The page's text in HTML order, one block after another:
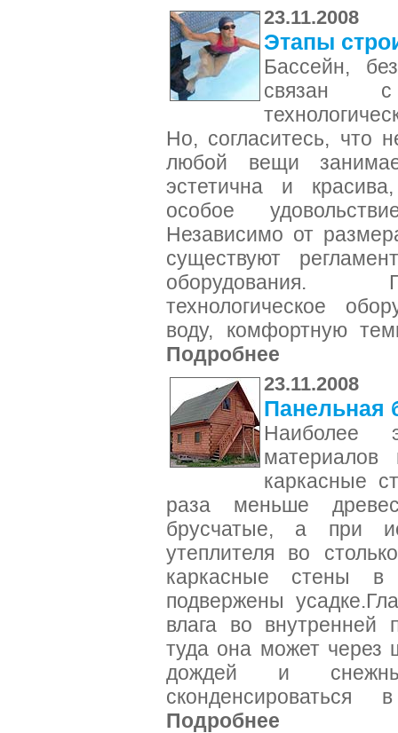
23.11.2008
Этапы
Бассейн,
связан с
Но, согласитесь, что
любой вещи
эстетична и
особое
Независимо от
существуют
оборудования.
технологическое
воду, комфортную
Подробнее
23.11.2008
Панельная
Наиболее
материалов
каркасные
раза меньше
брусчатые, а при
утеплителя во
каркасные стены
подвержены
влага во внутренней
туда она может через
дождей и
Подробнее